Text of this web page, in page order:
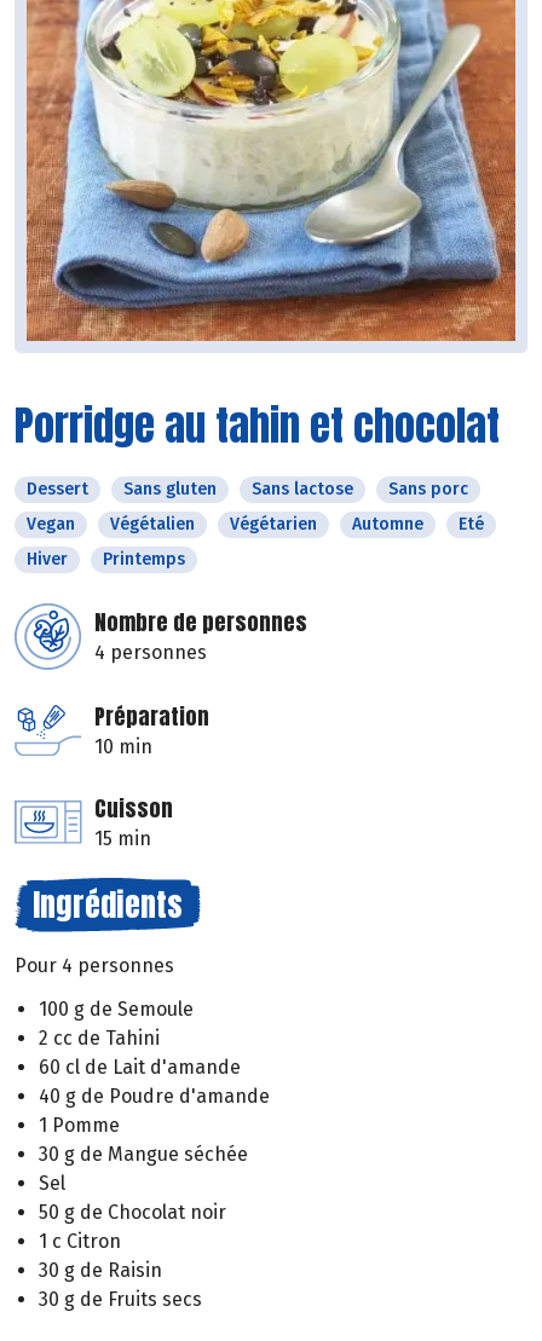
Porridge au tahin et chocolat
Dessert Sans gluten Sans lactose
Sans porc
Vegan
Végétalien Végétarien Automne
Eté
Hiver
Printemps
Nombre de personnes
4 personnes
Préparation
10 min
Cuisson
15 min
Ingrédients
Pour 4 personnes
100 g de Semoule
2 cc de Tahini
60 cl de Lait d'amande
40 g de Poudre d'amande
1 Pomme
30 g de Mangue séchée
Sel
50 g de Chocolat noir
1 c Citron
30 g de Raisin
30 g de Fruits secs